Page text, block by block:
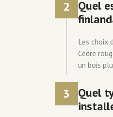
2
Quel
Les choix
Cèdre
un bois
3
Quel